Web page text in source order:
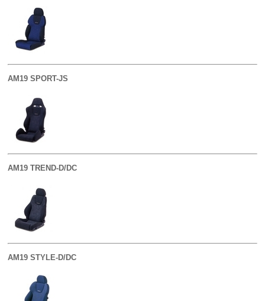
AM19 SPORT-JS
AM19 TREND-D/DC
AM19 STYLE-D/DC